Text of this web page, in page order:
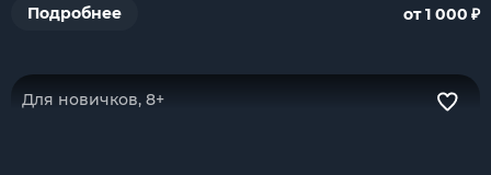
Подробнее
от 1 000 ₽
Для новичков, 8+